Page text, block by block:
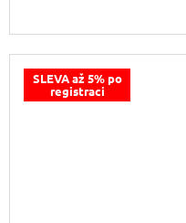
SLEVA až 5% po
registraci